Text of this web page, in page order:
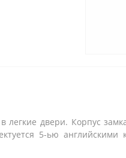
легкие двери. Корпус
5-ью английскими